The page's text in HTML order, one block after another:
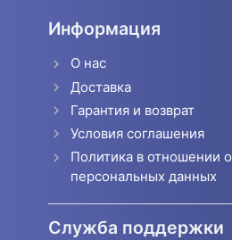
Информация
О нас
Доставка
Гарантия и возврат
Условия соглашения
Политика в отношении
персональных данных
Служба поддержки